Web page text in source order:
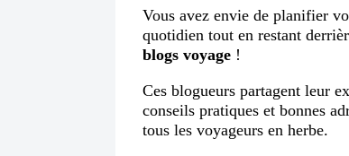
Vous avez envie de planifier
quotidien tout en restant
blogs voyage !
Ces blogueurs partagent leur
conseils pratiques et bonnes
tous les voyageurs en herbe.